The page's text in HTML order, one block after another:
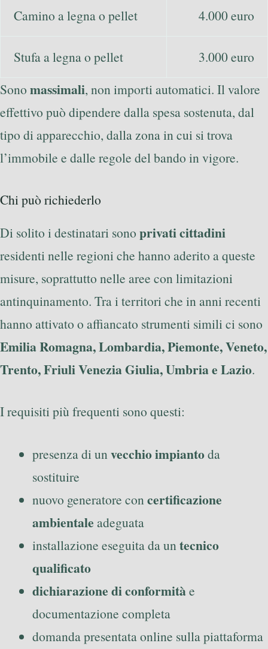
Camino a legna o pellet 4.000 euro
Stufa a legna o pellet
3.000 euro
Sono massimali, non importi automatici. Il valore
effettivo può dipendere dalla spesa sostenuta, dal
tipo di apparecchio, dalla zona in cui si trova
l’immobile e dalle regole del bando in vigore.
Chi può richiederlo
Di solito i destinatari sono privati cittadini
residenti nelle regioni che hanno aderito a queste
misure, soprattutto nelle aree con limitazioni
antinquinamento. Tra i territori che in anni recenti
hanno attivato o affiancato strumenti simili ci sono
Emilia Romagna, Lombardia, Piemonte, Veneto,
Trento, Friuli Venezia Giulia, Umbria e Lazio.
I requisiti più frequenti sono questi:
presenza di un vecchio impiantoda
sostituire
nuovo generatore con certificazione
ambientale adeguata
installazione eseguita da un tecnico
qualificato
dichiarazione di conformitàe
documentazione completa
domanda presentata online sulla piattaforma